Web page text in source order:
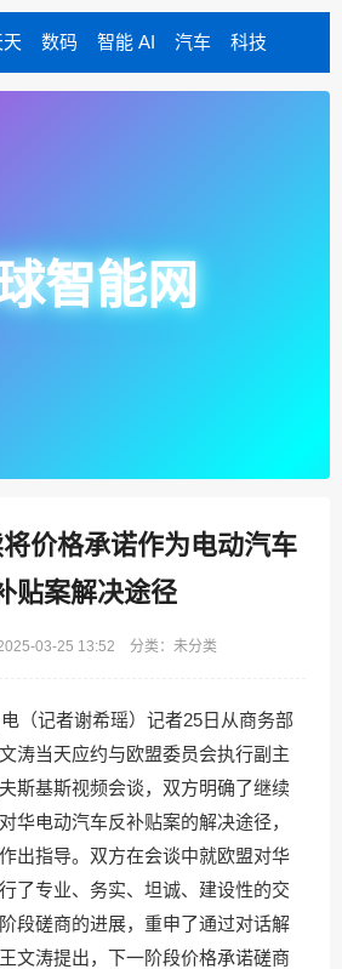
天 数码 智能 AI 汽车 科技
智能网
价格承诺作为电动汽车
贴案解决途径
03-25 13:52 分类：未分类
（记者谢希瑶）记者25日从商务部
涛当天应约与欧盟委员会执行副主
斯基斯视频会谈，双方明确了继续
华电动汽车反补贴案的解决途径，
出指导。双方在会谈中就欧盟对华
了专业、务实、坦诚、建设性的交
段磋商的进展，重申了通过对话解
文涛提出，下一阶段价格承诺磋商